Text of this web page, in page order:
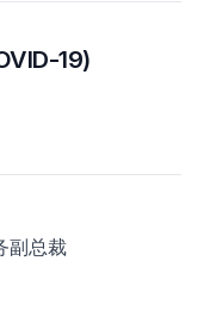
19)
副总裁